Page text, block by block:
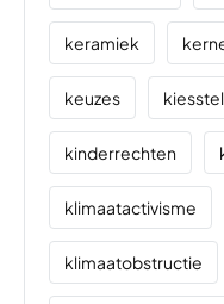
keramiek
keuzes
kinderrechten
klimaatactivisme
klimaatobstructie